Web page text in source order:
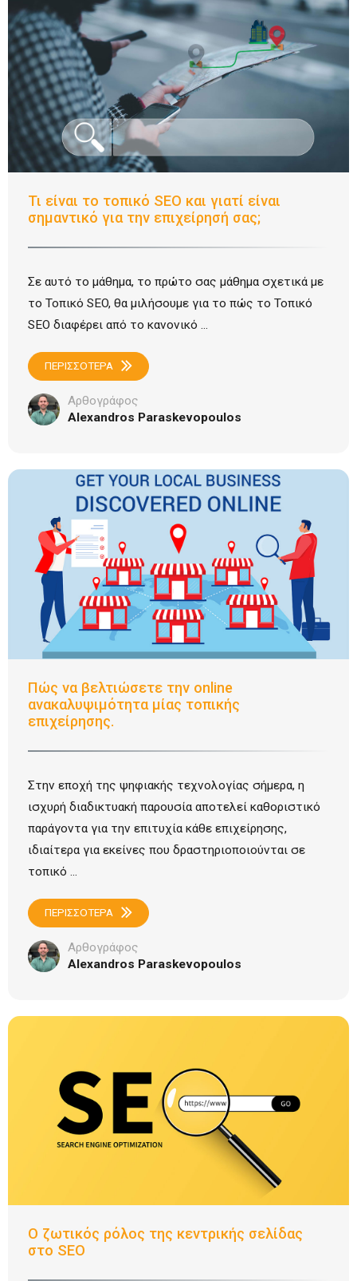
Τι είναι το τοπικό SEO και γιατί είναι
σημαντικό για την επιχείρησή σας;
Σε αυτό το μάθημα, το πρώτο σας μάθημα σχετικά με
το Τοπικό SEO, θα μιλήσουμε για το πώς το Τοπικό
SEO διαφέρει από το κανονικό ...
ΠΕΡΙΣΣΟΤΕΡΑ
Αρθογράφος
Alexandros Paraskevopoulos
Πώς να βελτιώσετε την online
ανακαλυψιμότητα μίας τοπικής
επιχείρησης.
Στην εποχή της ψηφιακής τεχνολογίας σήμερα, η
ισχυρή διαδικτυακή παρουσία αποτελεί καθοριστικό
παράγοντα για την επιτυχία κάθε επιχείρησης,
ιδιαίτερα για εκείνες που δραστηριοποιούνται σε
τοπικό ...
ΠΕΡΙΣΣΟΤΕΡΑ
Αρθογράφος
Alexandros Paraskevopoulos
Ο ζωτικός ρόλος της κεντρικής σελίδας
στο SEO